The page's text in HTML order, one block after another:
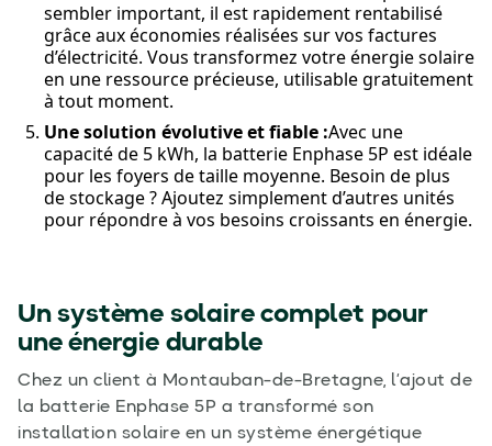
sembler important, il est rapidement rentabilisé
grâce aux économies réalisées sur vos factures
d’électricité. Vous transformez votre énergie solaire
en une ressource précieuse, utilisable gratuitement
à tout moment.
Une solution évolutive et fiable :Avec une
capacité de 5 kWh, la batterie Enphase 5P est idéale
pour les foyers de taille moyenne. Besoin de plus
de stockage ? Ajoutez simplement d’autres unités
pour répondre à vos besoins croissants en énergie.
Un système solaire complet pour
une énergie durable
Chez un client à Montauban-de-Bretagne, l’ajout de
la batterie Enphase 5P a transformé son
installation solaire en un système énergétique